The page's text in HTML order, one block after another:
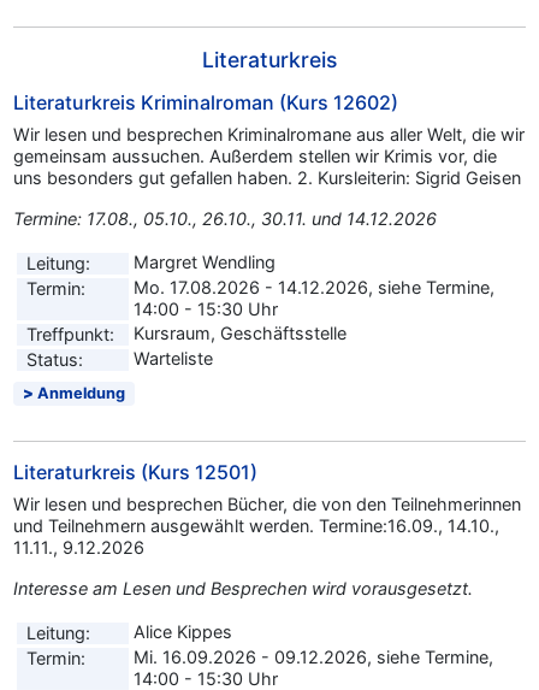
Literaturkreis
Literaturkreis Kriminalroman (Kurs 12602)
Wir lesen und besprechen Kriminalromane aus aller Welt, die wir
gemeinsam aussuchen. Außerdem stellen wir Krimis vor, die
uns besonders gut gefallen haben. 2. Kursleiterin: Sigrid Geisen
Termine: 17.08., 05.10., 26.10., 30.11. und 14.12.2026
Leitung:
Margret Wendling
Termin:
Mo. 17.08.2026 - 14.12.2026, siehe Termine,
14:00 - 15:30 Uhr
Treffpunkt:
Kursraum, Geschäftsstelle
Status:
Warteliste
Anmeldung
Literaturkreis (Kurs 12501)
Wir lesen und besprechen Bücher, die von den Teilnehmerinnen
und Teilnehmern ausgewählt werden. Termine:16.09., 14.10.,
11.11., 9.12.2026
Interesse am Lesen und Besprechen wird vorausgesetzt.
Leitung:
Alice Kippes
Termin:
Mi. 16.09.2026 - 09.12.2026, siehe Termine,
14:00 - 15:30 Uhr